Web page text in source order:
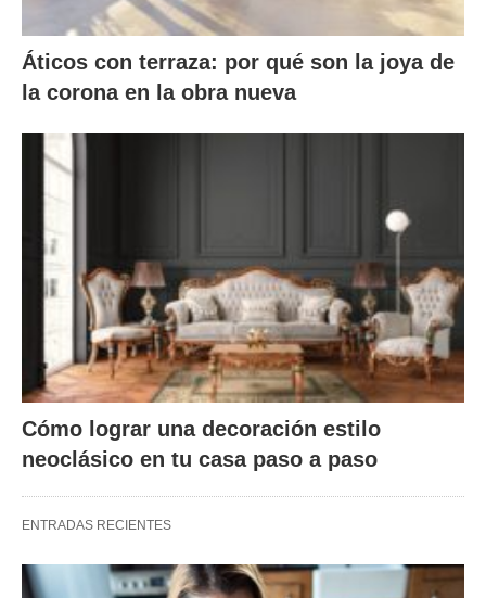
Áticos con terraza: por qué son la joya de
la corona en la obra nueva
Cómo lograr una decoración estilo
neoclásico en tu casa paso a paso
ENTRADAS RECIENTES